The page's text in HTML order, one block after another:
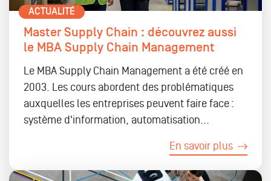
ACTUALITÉ
Master Supply Chain : découvrez aussi
le MBA Supply Chain Management
Le MBA Supply Chain Management a été créé en
2003. Les cours abordent des problématiques
auxquelles les entreprises peuvent faire face :
système d'information, automatisation...
En savoir plus